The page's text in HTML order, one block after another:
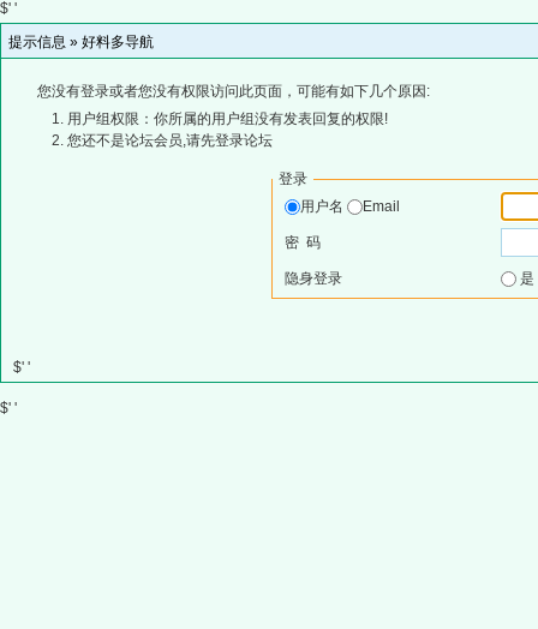
$' '
提示信息 » 好料多导航
您没有登录或者您没有权限访问此页面，可能有如下几个原因:
用户组权限：你所属的用户组没有发表回复的权限!
您还不是论坛会员,请先登录论坛
登录
用户名
Email
密 码
隐身登录
$' '
$' '